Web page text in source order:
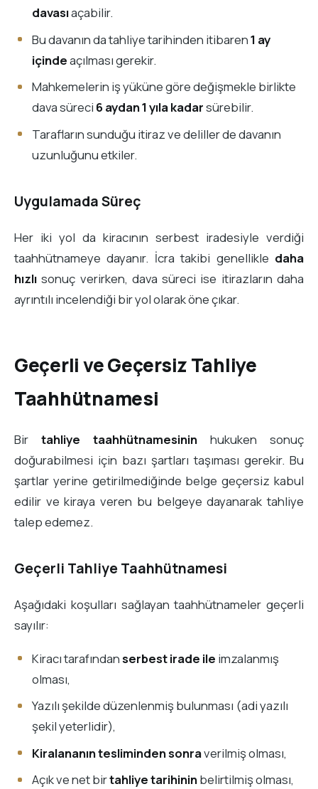
davasıaçabilir.
Bu davanın da tahliye tarihinden itibaren1 ay
içindeaçılması gerekir.
Mahkemelerin iş yüküne göre değişmekle birlikte
dava süreci 6 aydan 1 yıla kadarsürebilir.
Tarafların sunduğu itiraz ve deliller de davanın
uzunluğunu etkiler.
Uygulamada Süreç
Her iki yol da kiracının serbest iradesiyle verdiği
taahhütnameye dayanır. İcra takibi genellikle daha
hızlı sonuç verirken, dava süreci ise itirazların daha
ayrıntılı incelendiği bir yol olarak öne çıkar.
Geçerli ve Geçersiz Tahliye
Taahhütnamesi
Bir tahliye taahhütnamesinin hukuken sonuç
doğurabilmesi için bazı şartları taşıması gerekir. Bu
şartlar yerine getirilmediğinde belge geçersiz kabul
edilir ve kiraya veren bu belgeye dayanarak tahliye
talep edemez.
Geçerli Tahliye Taahhütnamesi
Aşağıdaki koşulları sağlayan taahhütnameler geçerli
sayılır:
Kiracı tarafındanserbest irade ile imzalanmış
olması,
Yazılı şekilde düzenlenmiş bulunması (adi yazılı
şekil yeterlidir),
Kiralananın tesliminden sonraverilmiş olması,
Açık ve net birtahliye tarihininbelirtilmiş olması,